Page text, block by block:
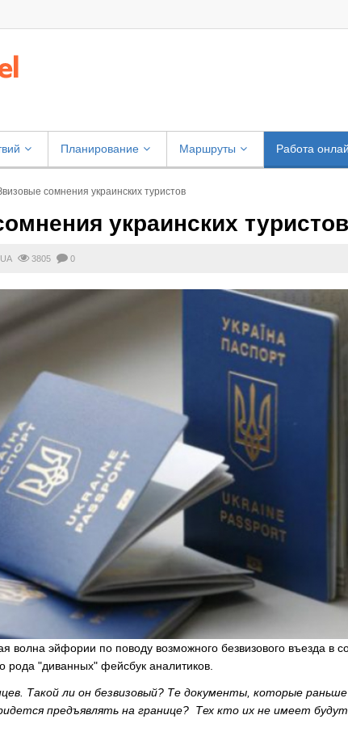
Планирование Маршруты Работа
сомнения украинских туристов
украинских туристов
3805 0
волна эйфории по поводу возможного безвизового въезда в
рода "диванных" фейсбук аналитиков.
Такой ли он безвизовый? Те документы, которые раньше
предъявлять на границе? Тех кто их не имеет